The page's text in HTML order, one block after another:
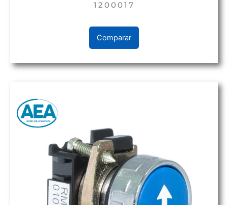
1200017
Comparar